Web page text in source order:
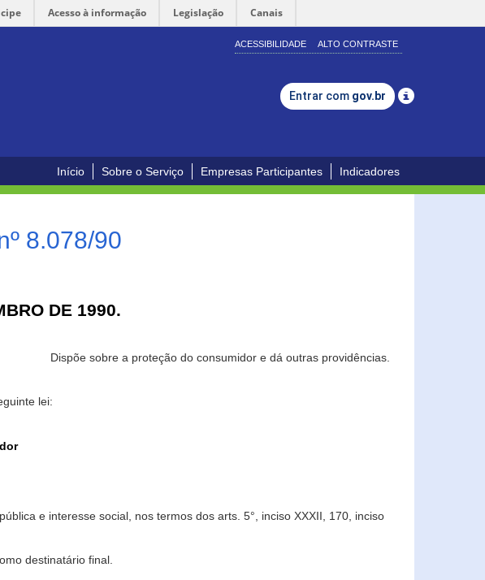
Acesso à informação Legislação Canais
ACESSIBILIDADE ALTO CONTRASTE
Entrar com gov.br
Início Sobre o Serviço Empresas Participantes Indicadores
8.078/90
DE 1990.
Dispõe sobre a proteção do consumidor e dá outras providências.
lei:
e interesse social, nos termos dos arts. 5°, inciso XXXII, 170, inciso
destinatário final.